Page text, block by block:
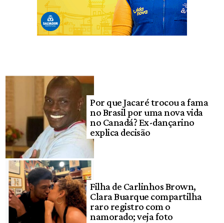
Por que Jacaré trocou a fama
no Brasil por uma nova vida
no Canadá? Ex-dançarino
explica decisão
Filha de Carlinhos Brown,
Clara Buarque compartilha
raro registro com o
namorado; veja foto